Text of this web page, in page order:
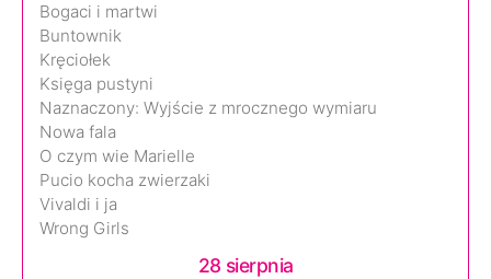
Bogaci i martwi
Buntownik
Kręciołek
Księga pustyni
Naznaczony: Wyjście z mrocznego wymiaru
Nowa fala
O czym wie Marielle
Pucio kocha zwierzaki
Vivaldi i ja
Wrong Girls
28 sierpnia